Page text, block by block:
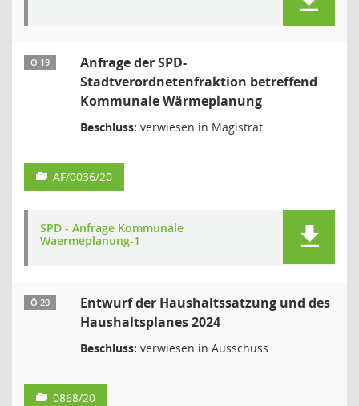
Ö 19
Anfrage der SPD-
Stadtverordnetenfraktion betreffend
Kommunale Wärmeplanung
Beschluss: verwiesen in Magistrat
AF/0036/20
SPD - Anfrage Kommunale
Waermeplanung-1
Ö 20
Entwurf der Haushaltssatzung und des
Haushaltsplanes 2024
Beschluss: verwiesen in Ausschuss
0868/20